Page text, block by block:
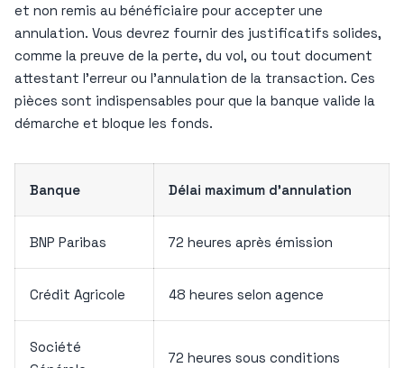
et non remis au bénéficiaire pour accepter une
annulation. Vous devrez fournir des justificatifs solides,
comme la preuve de la perte, du vol, ou tout document
attestant l’erreur ou l’annulation de la transaction. Ces
pièces sont indispensables pour que la banque valide la
démarche et bloque les fonds.
Banque Délai maximum d’annulation
BNP Paribas 72 heures après émission
Crédit Agricole 48 heures selon agence
Société
72 heures sous conditions